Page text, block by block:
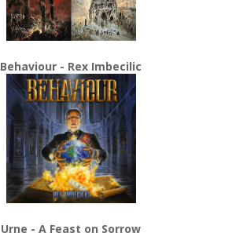
Behaviour - Rex Imbecilic
Urne - A Feast on Sorrow